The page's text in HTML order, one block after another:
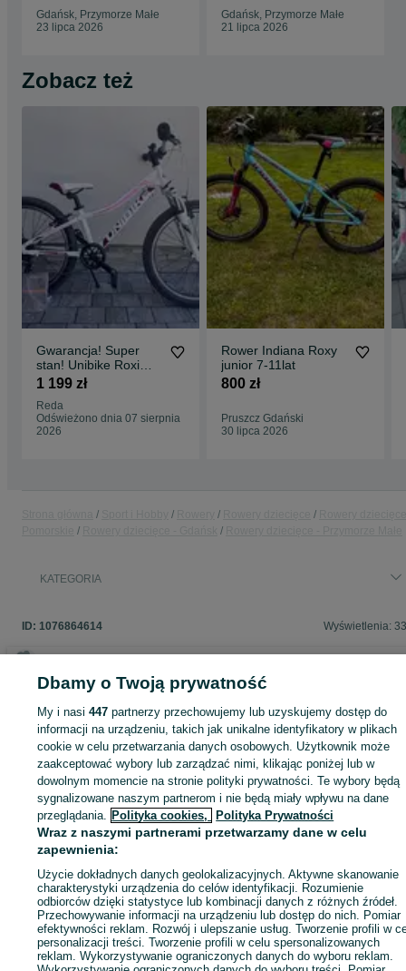
Gdańsk, Przymorze Małe
23 lipca 2026
Gdańsk, Przymorze Małe
21 lipca 2026
Zobacz też
Gwarancja! Super
stan! Unibike Roxi
koła 24” rama 11”
1 199 zł
Reda
Odświeżono dnia 07 sierpnia
2026
Rower Indiana Roxy
junior 7-11lat
800 zł
Pruszcz Gdański
30 lipca 2026
KATEGORIA
ID: 1076864614 Wyświetlenia:
Zaloguj się lub załóż konto na OLX, aby skontaktować się z
sprzedającym
Zaloguj się / Załóż konto
Kup
Dbamy o Twoją prywatność
My i nasi447 partnerzy przechowujemy lub uzyskujemy dostęp do
informacji na urządzeniu, takich jak unikalne identyfikatory w plikach
cookie w celu przetwarzania danych osobowych. Użytkownik może
zaakceptować wybory lub zarządzać nimi, klikając poniżej lub w
dowolnym momencie na stronie polityki prywatności. Te wybory będą
sygnalizowane naszym partnerom i nie będą miały wpływu na dane
przeglądania. Polityka cookies, Polityka Prywatności
Wraz z naszymi partnerami przetwarzamy dane w celu
zapewnienia:
Użycie dokładnych danych geolokalizacyjnych. Aktywne skanowanie
charakterystyki urządzenia do celów identyfikacji. Rozumienie
odbiorców dzięki statystyce lub kombinacji danych z różnych źródeł.
Przechowywanie informacji na urządzeniu lub dostęp do nich. Pomiar
efektywności reklam. Rozwój i ulepszanie usług. Tworzenie profili w
personalizacji treści. Tworzenie profili w celu spersonalizowanych
reklam. Wykorzystywanie ograniczonych danych do wyboru reklam.